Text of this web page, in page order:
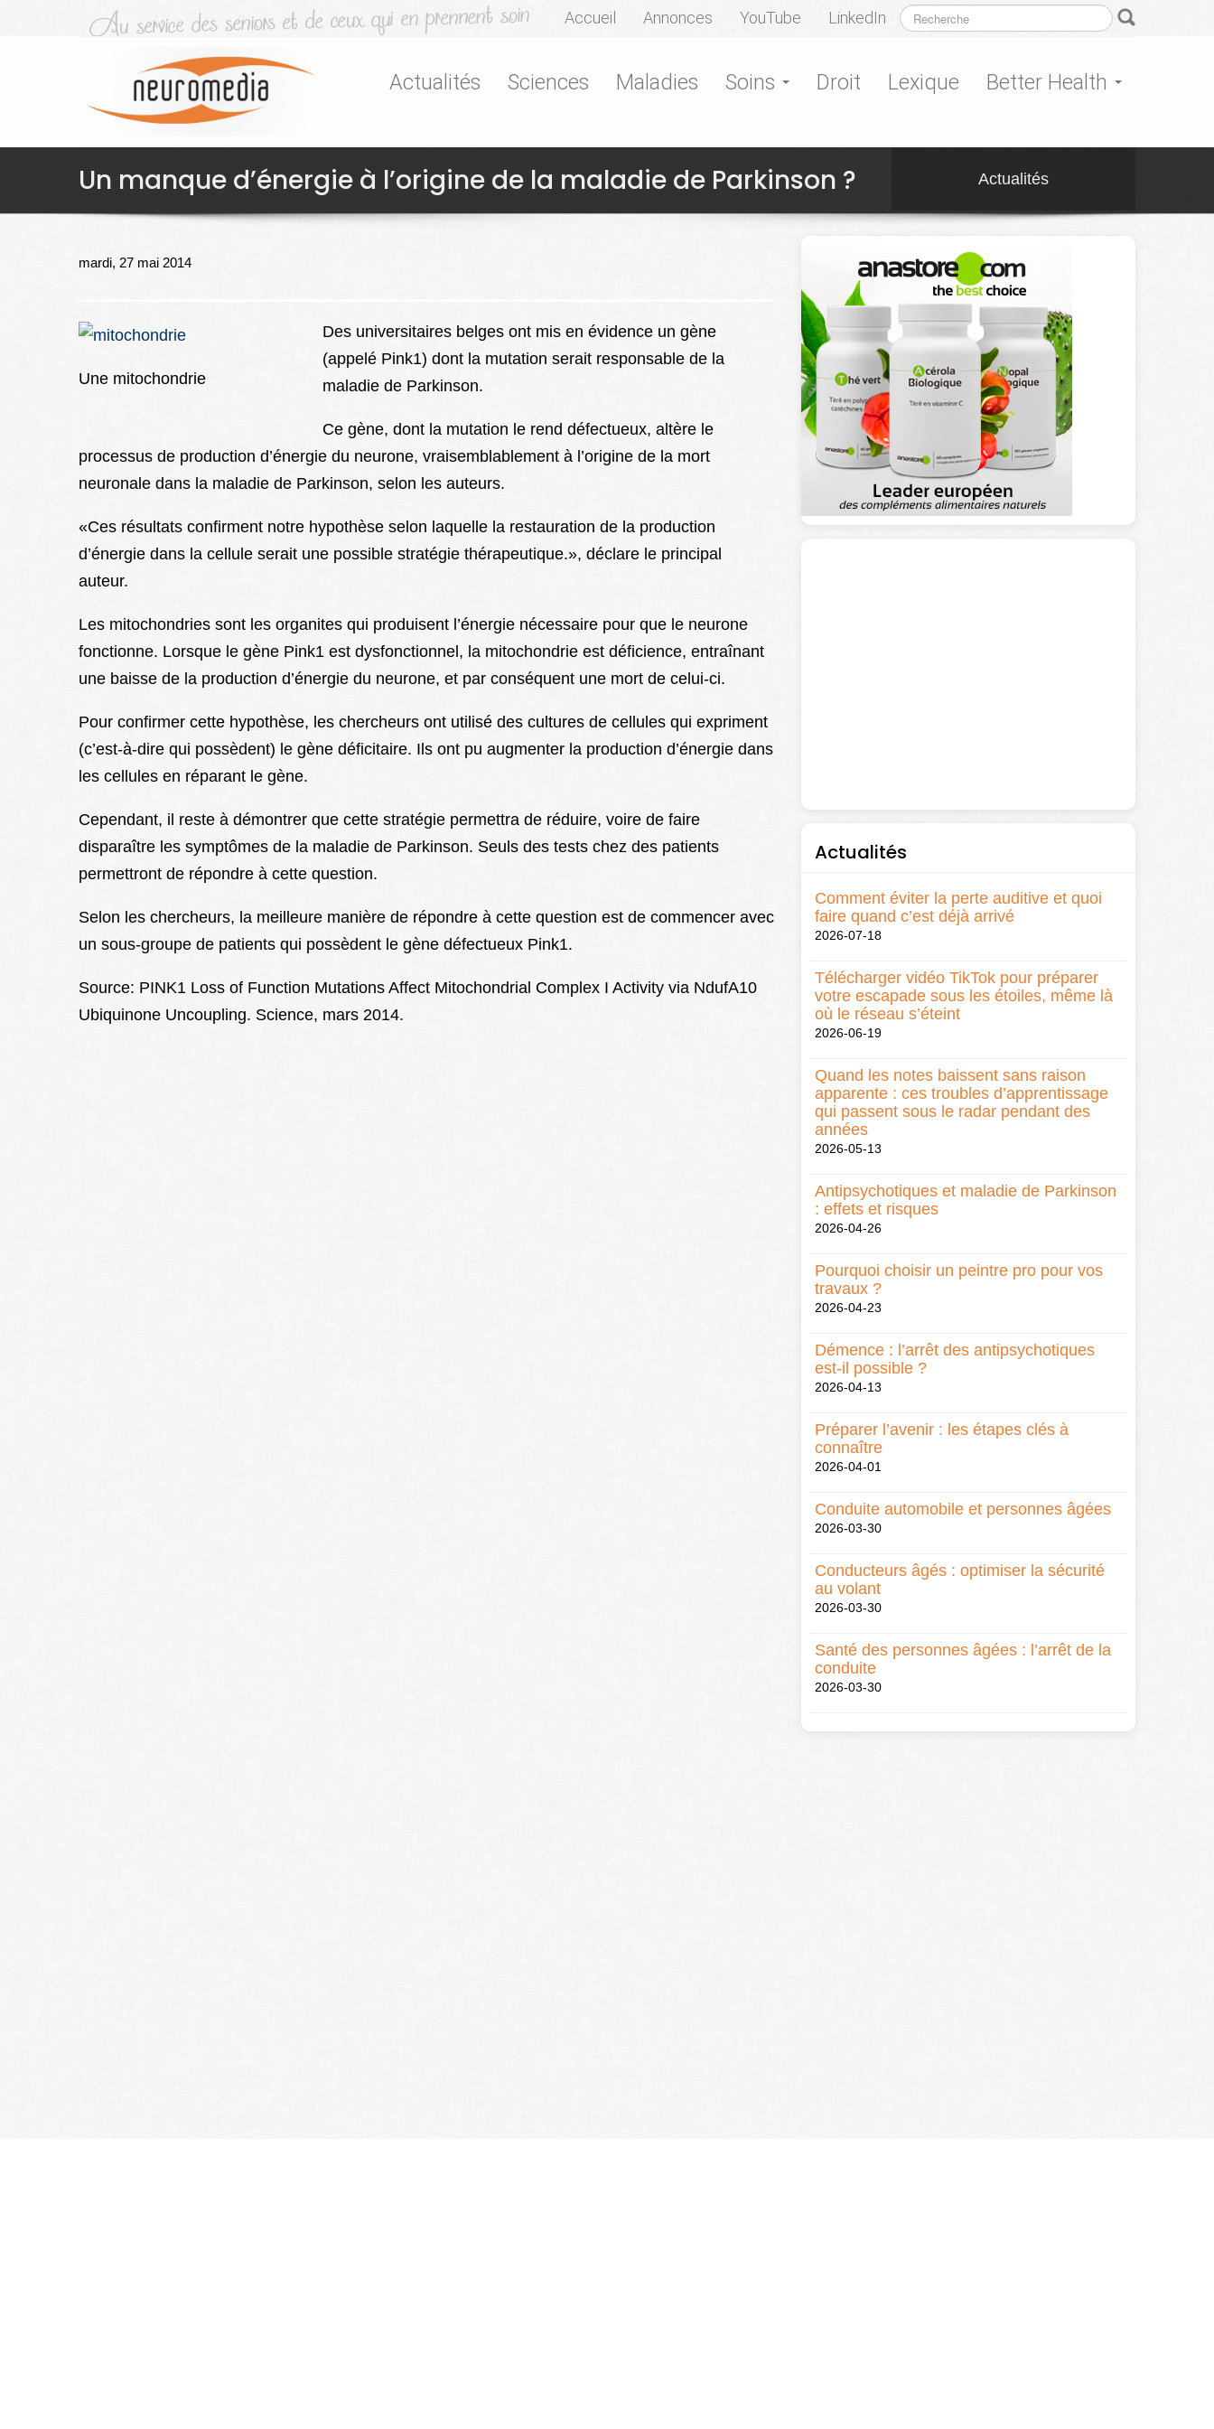
Accueil Annonces YouTube LinkedIn
Actualités Sciences Maladies Soins Droit Lexique Better Health
Un manque d’énergie à l’origine de la maladie de Parkinson ? Actualités
mardi, 27 mai 2014
Une mitochondrie
Des universitaires belges ont mis en évidence un gène
(appelé Pink1) dont la mutation serait responsable de la
maladie de Parkinson.
Ce gène, dont la mutation le rend défectueux, altère le
processus de production d’énergie du neurone, vraisemblablement à l’origine de la mort
neuronale dans la maladie de Parkinson, selon les auteurs.
«Ces résultats confirment notre hypothèse selon laquelle la restauration de la production
d’énergie dans la cellule serait une possible stratégie thérapeutique.», déclare le principal
auteur.
Les mitochondries sont les organites qui produisent l’énergie nécessaire pour que le neurone
fonctionne. Lorsque le gène Pink1 est dysfonctionnel, la mitochondrie est déficience, entraînant
une baisse de la production d’énergie du neurone, et par conséquent une mort de celui-ci.
Pour confirmer cette hypothèse, les chercheurs ont utilisé des cultures de cellules qui expriment
(c’est-à-dire qui possèdent) le gène déficitaire. Ils ont pu augmenter la production d’énergie dans
les cellules en réparant le gène.
Cependant, il reste à démontrer que cette stratégie permettra de réduire, voire de faire
disparaître les symptômes de la maladie de Parkinson. Seuls des tests chez des patients
permettront de répondre à cette question.
Selon les chercheurs, la meilleure manière de répondre à cette question est de commencer avec
un sous-groupe de patients qui possèdent le gène défectueux Pink1.
Source: PINK1 Loss of Function Mutations Affect Mitochondrial Complex I Activity via NdufA10
Ubiquinone Uncoupling. Science, mars 2014.
Actualités
Comment éviter la perte auditive et quoi
faire quand c’est déjà arrivé
2026-07-18
Télécharger vidéo TikTok pour préparer
votre escapade sous les étoiles, même là
où le réseau s’éteint
2026-06-19
Quand les notes baissent sans raison
apparente : ces troubles d’apprentissage
qui passent sous le radar pendant des
années
2026-05-13
Antipsychotiques et maladie de Parkinson
: effets et risques
2026-04-26
Pourquoi choisir un peintre pro pour vos
travaux ?
2026-04-23
Démence : l’arrêt des antipsychotiques
est-il possible ?
2026-04-13
Préparer l’avenir : les étapes clés à
connaître
2026-04-01
Conduite automobile et personnes âgées
2026-03-30
Conducteurs âgés : optimiser la sécurité
au volant
2026-03-30
Santé des personnes âgées : l’arrêt de la
conduite
2026-03-30